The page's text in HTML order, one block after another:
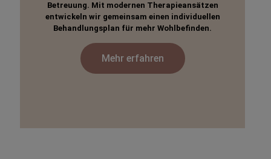
Betreuung. Mit modernen Therapieansätzen
entwickeln wir gemeinsam einen individuellen
Behandlungsplan für mehr Wohlbefinden.
Mehr erfahren